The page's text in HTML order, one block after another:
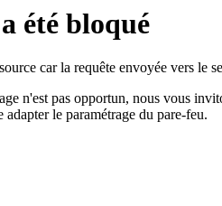
été bloqué
car la requête envoyée vers le
n'est pas opportun, nous vous
le paramétrage du pare-feu.